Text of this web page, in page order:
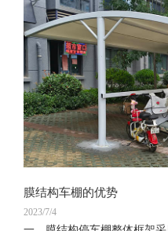
膜结构车棚的优势
2023/7/4